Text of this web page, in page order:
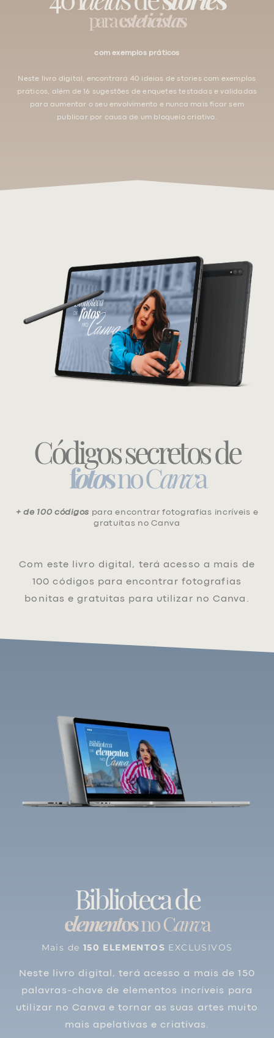
paraesteticistas
com exemplos práticos
Neste livro digital, encontrará 40 ideias de stories com exemplos
práticos, além de 16 sugestões de enquetes testadas e validadas
para aumentar o seu envolvimento e nunca mais ficar sem
publicar por causa de um bloqueio criativo.
Códigos secretos de
fotosno Canva
+ de 100 códigos para encontrar fotografias incríveis e
gratuitas no Canva
Com este livro digital, terá acesso a mais de
100 códigos para encontrar fotografias
bonitas e gratuitas para utilizar no Canva.
Biblioteca de
elementosno Canva
Mais de 150 ELEMENTOS EXCLUSIVOS
Neste livro digital, terá acesso a mais de 150
palavras-chave de elementos incríveis para
utilizar no Canva e tornar as suas artes muito
mais apelativas e criativas.